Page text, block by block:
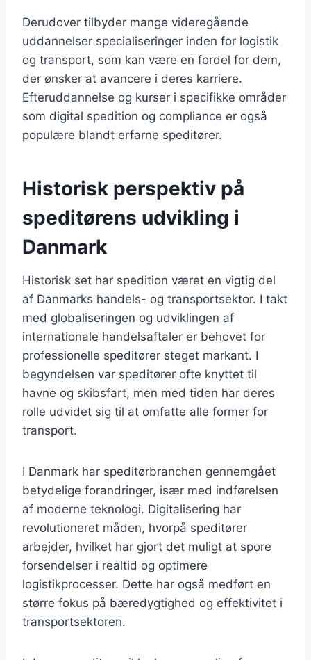
Derudover tilbyder mange videregående
uddannelser specialiseringer inden for logistik
og transport, som kan være en fordel for dem,
der ønsker at avancere i deres karriere.
Efteruddannelse og kurser i specifikke områder
som digital spedition og compliance er også
populære blandt erfarne speditører.
Historisk perspektiv på
speditørens udvikling i
Danmark
Historisk set har spedition været en vigtig del
af Danmarks handels- og transportsektor. I takt
med globaliseringen og udviklingen af
internationale handelsaftaler er behovet for
professionelle speditører steget markant. I
begyndelsen var speditører ofte knyttet til
havne og skibsfart, men med tiden har deres
rolle udvidet sig til at omfatte alle former for
transport.
I Danmark har speditørbranchen gennemgået
betydelige forandringer, især med indførelsen
af moderne teknologi. Digitalisering har
revolutioneret måden, hvorpå speditører
arbejder, hvilket har gjort det muligt at spore
forsendelser i realtid og optimere
logistikprocesser. Dette har også medført en
større fokus på bæredygtighed og effektivitet i
transportsektoren.